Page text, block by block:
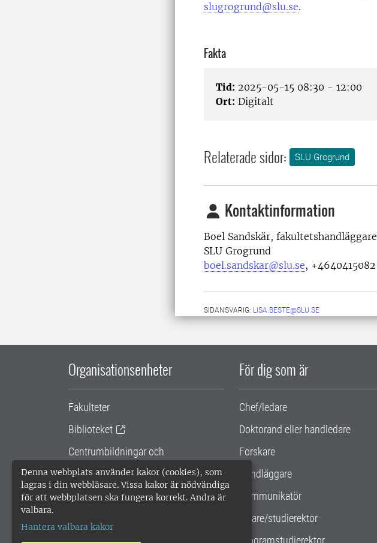
Denna webbplats använder kakor (cookies), som
lagras i din webbläsare. Vissa kakor är nödvändiga
för att webbplatsen ska fungera korrekt. Andra är
valbara.
Hantera valbara kakor
slugrogrund@slu.se.
Fakta
Tid: 2025-05-15 08:30 - 12:00
Ort: Digitalt
Relaterade sidor: SLU Grogrund
Kontaktinformation
Boel Sandskär, fakultetshandläggare
SLU Grogrund
boel.sandskar@slu.se, +4640415082
SIDANSVARIG: LISA.BESTE@SLU.SE
Organisationsenheter
Fakulteter
Biblioteket
Centrumbildningar och
samarbetsprojekt
Gemensamma verksamhetsstödet
För dig som är
Chef/ledare
Doktorand eller handledare
Forskare
Handläggare
Kommunikatör
Lärare/studierektor
Programstudierektor